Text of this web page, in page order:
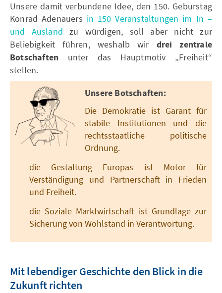
Unsere damit verbundene Idee, den 150. Geburstag
Konrad Adenauers in 150 Veranstaltungen im In –
und Ausland
zu würdigen, soll aber nicht zur
Beliebigkeit führen, weshalb wir drei zentrale
Botschaften unter das Hauptmotiv „Freiheit“
stellen.
Unsere Botschaften:
Die Demokratie ist Garant für
stabile Institutionen und die
rechtsstaatliche politische
Ordnung.
die Gestaltung Europas ist Motor für
Verständigung und Partnerschaft in Frieden
und Freiheit.
die Soziale Marktwirtschaft ist Grundlage zur
Sicherung von Wohlstand in Verantwortung.
Mit lebendiger Geschichte den Blick in die
Zukunft richten